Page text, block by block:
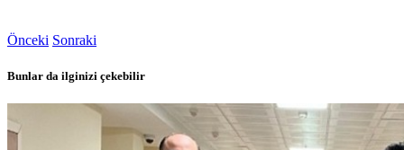
Önceki Sonraki
Bunlar da ilginizi çekebilir